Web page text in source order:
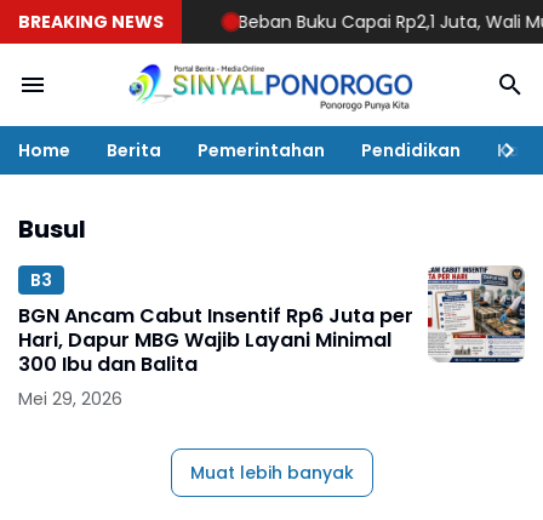
BREAKING NEWS Beban Buku Capai Rp2,1 Juta, Wali
Home Berita Pemerintahan Pendidikan
Busul
B3
BGN Ancam Cabut Insentif Rp6 Juta per
Hari, Dapur MBG Wajib Layani Minimal
300 Ibu dan Balita
Mei 29, 2026
Muat lebih banyak